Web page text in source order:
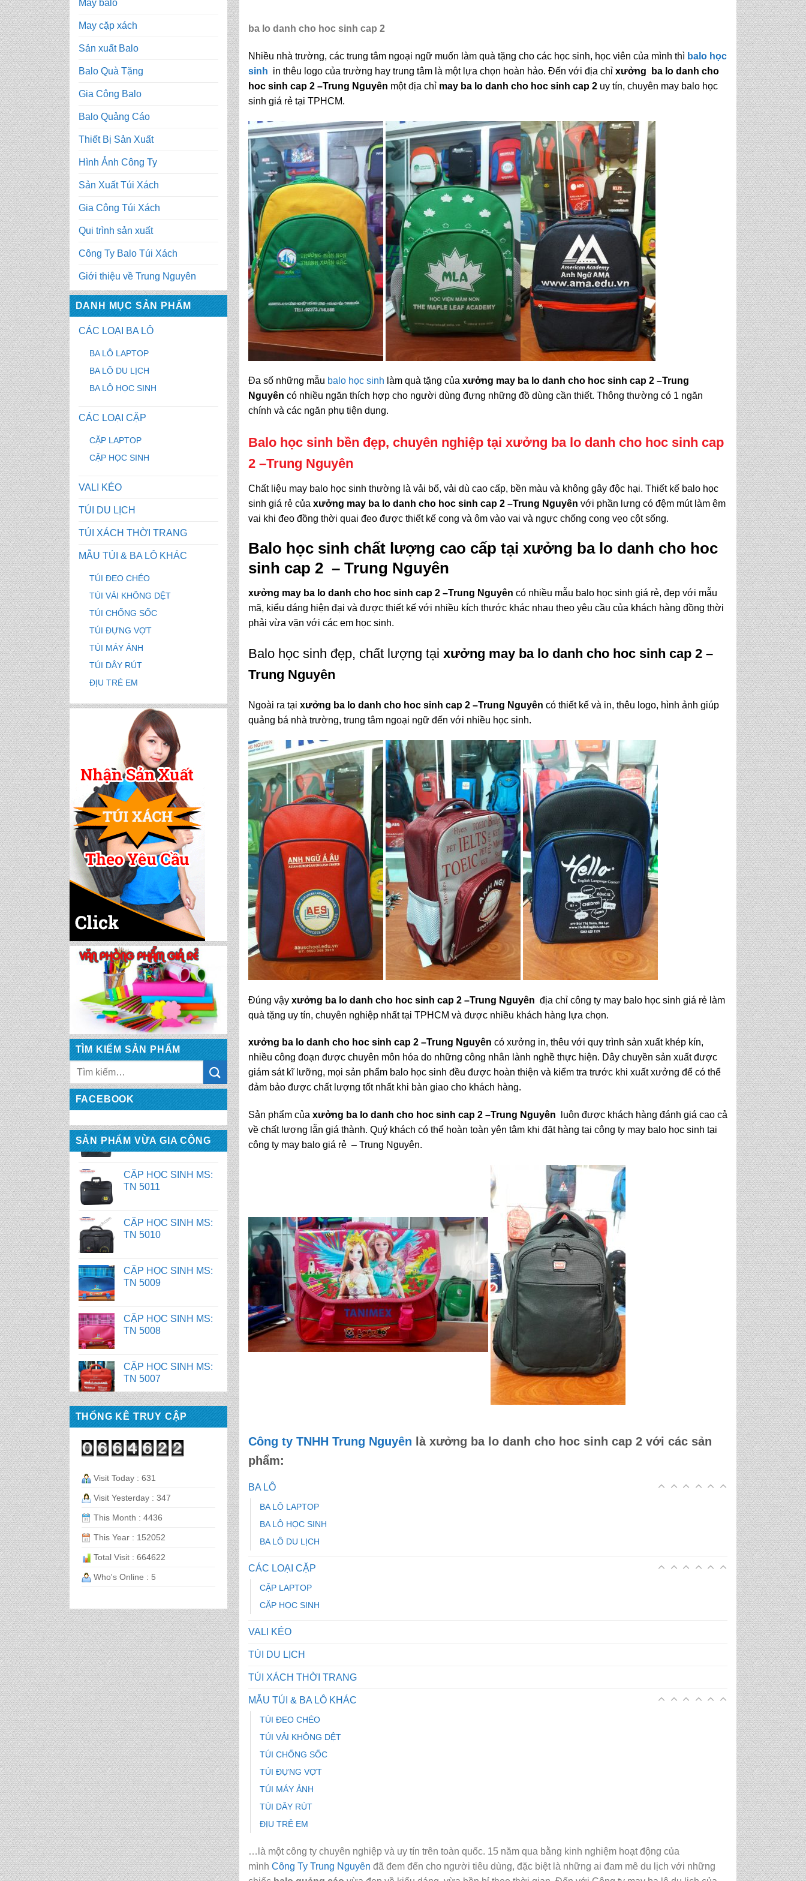
May balo
May cặp xách
Sản xuất Balo
Balo Quà Tặng
Gia Công Balo
Balo Quảng Cáo
Thiết Bị Sản Xuất
Hình Ảnh Công Ty
Sản Xuất Túi Xách
Gia Công Túi Xách
Qui trình sản xuất
Công Ty Balo Túi Xách
Giới thiệu về Trung Nguyên
DANH MỤC SẢN PHẨM
CÁC LOẠI BA LÔ
BA LÔ LAPTOP
BA LÔ DU LỊCH
BA LÔ HỌC SINH
CÁC LOẠI CẶP
CẶP LAPTOP
CẶP HỌC SINH
VALI KÉO
TÚI DU LỊCH
TÚI XÁCH THỜI TRANG
MẪU TÚI & BA LÔ KHÁC
TÚI ĐEO CHÉO
TÚI VẢI KHÔNG DỆT
TÚI CHỐNG SỐC
TÚI ĐỰNG VỢT
TÚI MÁY ẢNH
TÚI DÂY RÚT
ĐỊU TRẺ EM
TÌM KIẾM SẢN PHẨM
FACEBOOK
SẢN PHẨM VỪA GIA CÔNG
CẶP HỌC SINH MS:
TN 5016
CẶP HỌC SINH MS:
CẶP HỌC SINH MS:
TN 5014
CẶP HỌC SINH MS:
TN 5013
CẶP HỌC SINH MS:
TN 5012
CẶP HỌC SINH MS:
TN 5010
TN 5009
TN 5008
TN 5007
TN 2058
BALO HỌC SINH MS:
TN 2056
BALO HỌC SINH MS:
TN 2070
BALO HỌC SINH MS:
TN 2069
BALO HỌC SINH MS:
TN 2068
CẶP HỌC SINH MS:
TN 5015
CẶP HỌC SINH MS:
TN 5014
CẶP HỌC SINH MS:
TN 5013
CẶP HỌC SINH MS:
TN 5012
THỐNG KÊ TRUY CẬP
Visit Today : 631
Visit Yesterday : 347
This Month : 4436
This Year : 152052
Total Visit : 664622
Who's Online : 5
ba lo danh cho hoc sinh cap 2
Nhiều nhà trường, các trung tâm ngoại ngữ muốn làm quà tặng cho các học sinh, học viên của mình thì balo học
sinh in thêu logo của trường hay trung tâm là một lựa chọn hoàn hảo. Đến với địa chỉ xưởng ba lo danh cho
hoc sinh cap 2–Trung Nguyên một địa chỉ may ba lo danh cho hoc sinh cap 2uy tín, chuyên may balo học
sinh giá rẻ tại TPHCM.
Đa số những mẫu balo học sinh làm quà tặng của xưởng may ba lo danh cho hoc sinh cap 2–Trung
Nguyên có nhiều ngăn thích hợp cho người dùng đựng những đồ dùng cần thiết. Thông thường có 1 ngăn
chính và các ngăn phụ tiện dụng.
Balo học sinh bền đẹp, chuyên nghiệp tại xưởng ba lo danh cho hoc sinh cap
2–Trung Nguyên
Chất liệu may balo học sinh thường là vải bố, vải dù cao cấp, bền màu và không gây độc hại. Thiết kế balo học
sinh giá rẻ của xưởng may ba lo danh cho hoc sinh cap 2–Trung Nguyên với phần lưng có đệm mút làm êm
vai khi đeo đồng thời quai đeo được thiết kế cong và ôm vào vai và ngực chống cong vẹo cột sống.
Balo học sinh chất lượng cao cấp tại xưởng ba lo danh cho hoc
sinh cap 2– Trung Nguyên
xưởng may ba lo danh cho hoc sinh cap 2 –Trung Nguyên có nhiều mẫu balo học sinh giá rẻ, đẹp với mẫu
mã, kiểu dáng hiện đại và được thiết kế với nhiều kích thước khác nhau theo yêu cầu của khách hàng đồng thời
phải vừa vặn với các em học sinh.
Balo học sinh đẹp, chất lượng tại xưởng may ba lo danh cho hoc sinh cap 2–
Trung Nguyên
Ngoài ra tại xưởng ba lo danh cho hoc sinh cap 2–Trung Nguyên có thiết kế và in, thêu logo, hình ảnh giúp
quảng bá nhà trường, trung tâm ngoại ngữ đến với nhiều học sinh.
Đúng vậy xưởng ba lo danh cho hoc sinh cap 2–Trung Nguyên địa chỉ công ty may balo học sinh giá rẻ làm
quà tặng uy tín, chuyên nghiệp nhất tại TPHCM và được nhiều khách hàng lựa chọn.
xưởng ba lo danh cho hoc sinh cap 2 –Trung Nguyên có xưởng in, thêu với quy trình sản xuất khép kín,
nhiều công đoạn được chuyên môn hóa do những công nhân lành nghề thực hiện. Dây chuyền sản xuất được
giám sát kĩ lưỡng, mọi sản phẩm balo học sinh đều được hoàn thiện và kiểm tra trước khi xuất xưởng để có thể
đảm bảo được chất lượng tốt nhất khi bàn giao cho khách hàng.
Sản phẩm của xưởng ba lo danh cho hoc sinh cap 2–Trung Nguyên luôn được khách hàng đánh giá cao cả
về chất lượng lẫn giá thành. Quý khách có thể hoàn toàn yên tâm khi đặt hàng tại công ty may balo học sinh tại
công ty may balo giá rẻ – Trung Nguyên.
Công ty TNHH Trung Nguyên là xưởng ba lo danh cho hoc sinh cap 2với các sản
phẩm:
BA LÔ
BA LÔ LAPTOP
BA LÔ HỌC SINH
BA LÔ DU LỊCH
CÁC LOẠI CẶP
CẶP LAPTOP
CẶP HỌC SINH
VALI KÉO
TÚI DU LỊCH
TÚI XÁCH THỜI TRANG
MẪU TÚI & BA LÔ KHÁC
TÚI ĐEO CHÉO
TÚI VẢI KHÔNG DỆT
TÚI CHỐNG SỐC
TÚI ĐỰNG VỢT
TÚI MÁY ẢNH
TÚI DÂY RÚT
ĐỊU TRẺ EM
…là một công ty chuyên nghiệp và uy tín trên toàn quốc. 15 năm qua bằng kinh nghiệm hoạt động của
mình Công Ty Trung Nguyên đã đem đến cho người tiêu dùng, đặc biệt là những ai đam mê du lịch với những